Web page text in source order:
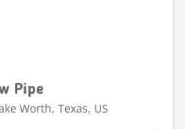
Pipe
Worth, Texas, US